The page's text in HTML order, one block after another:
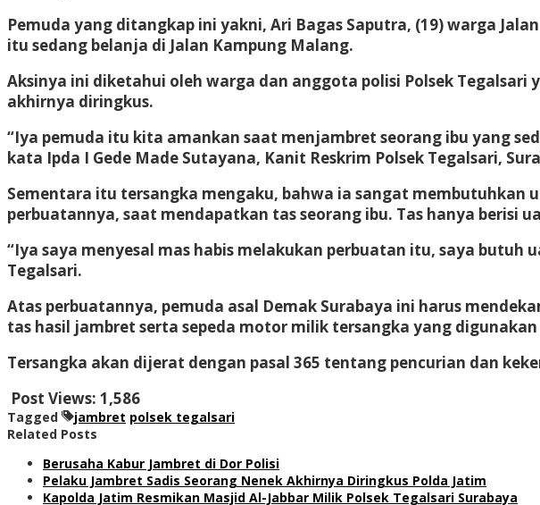
Pemuda yang ditangkap ini yakni, Ari Bagas Saputra, (19) warga
itu sedang belanja di Jalan Kampung Malang.
Aksinya ini diketahui oleh warga dan anggota polisi Polsek
akhirnya diringkus.
“Iya pemuda itu kita amankan saat menjambret seorang ibu yang
kata Ipda I Gede Made Sutayana, Kanit Reskrim Polsek Tegalsari,
Sementara itu tersangka mengaku, bahwa ia sangat membutuhkan
perbuatannya, saat mendapatkan tas seorang ibu. Tas hanya berisi
“Iya saya menyesal mas habis melakukan perbuatan itu, saya
Tegalsari.
Atas perbuatannya, pemuda asal Demak Surabaya ini harus
tas hasil jambret serta sepeda motor milik tersangka yang
Tersangka akan dijerat dengan pasal 365 tentang pencurian dan
Post Views: 1,586
Tagged jambret polsek tegalsari
Related Posts
Berusaha Kabur Jambret di Dor Polisi
Pelaku Jambret Sadis Seorang Nenek Akhirnya Diringkus Polda Jatim
Kapolda Jatim Resmikan Masjid Al-Jabbar Milik Polsek Tegalsari Surabaya